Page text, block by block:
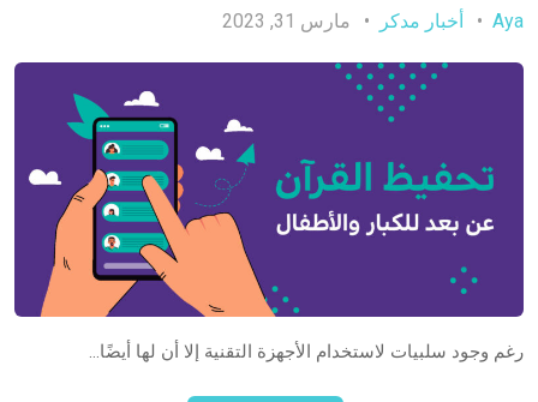
Aya أخبار مدكر مارس 31, 2023
رغم وجود سلبيات لاستخدام الأجهزة التقنية إلا أن لها أيضًا…